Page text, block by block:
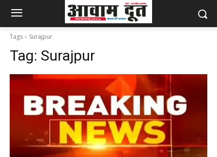
Tags Surajpur
Tag: Surajpur